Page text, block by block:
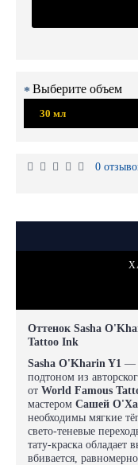
Выберите объем
30 мл
0
Оттенок Sasha
Tattoo Ink
Sasha O'Kharin Y1 —
подтоном из
от World Famous
мастером Сашей
необходимы мягкие
свето-теневые
тату-краска обладает
вбивается,